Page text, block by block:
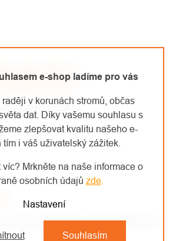
e-shop ladíme pro vás
raději v korunách stromů, občas
dat. Díky vašemu souhlasu s
zlepšovat kvalitu našeho e-
tím i váš uživatelský zážitek.
Mrkněte na naše informace o
osobních údajů zde.
Nastavení
Souhlasím
Bark Ring Saver
lano před oděrem.
koruně je přesnější a bezpečnější než